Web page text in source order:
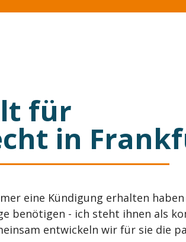
für
in
eine Kündigung erhalten
benötigen - ich steht ihnen als
entwickeln wir für sie die